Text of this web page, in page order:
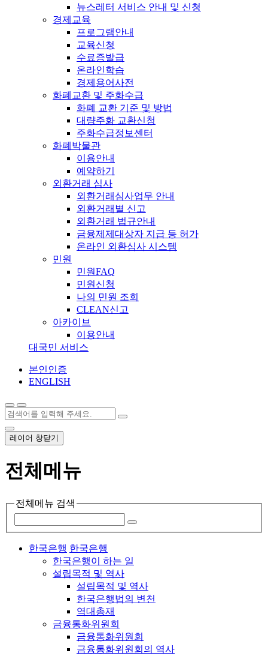
뉴스레터 서비스 안내 및 신청
경제교육
프로그램안내
교육신청
수료증발급
온라인학습
경제용어사전
화폐교환 및 주화수급
화폐 교환 기준 및 방법
대량주화 교환신청
주화수급정보센터
화폐박물관
이용안내
예약하기
외환거래 심사
외환거래심사업무 안내
외환거래별 신고
외환거래 법규안내
금융제제대상자 지급 등 허가
온라인 외환심사 시스템
민원
민원FAQ
민원신청
나의 민원 조회
CLEAN신고
아카이브
이용안내
대국민 서비스
본인인증
ENGLISH
레이어 창닫기
전체메뉴
전체메뉴 검색
한국은행 한국은행
한국은행이 하는 일
설립목적 및 역사
설립목적 및 역사
한국은행법의 변천
역대총재
금융통화위원회
금융통화위원회
금융통화위원회의 역사